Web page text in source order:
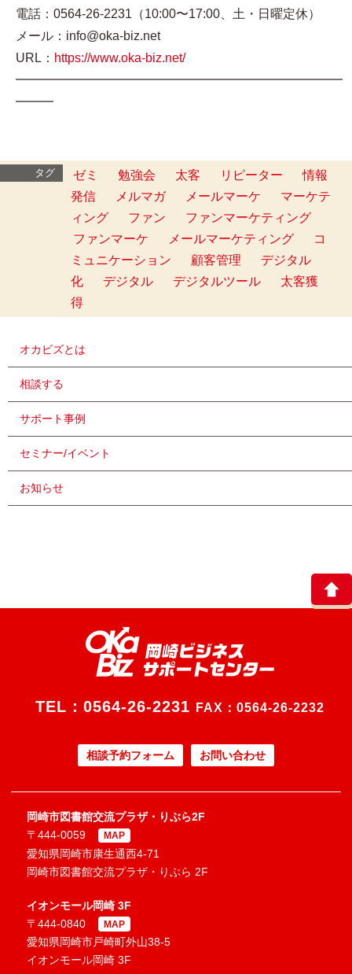
電話：0564-26-2231（10:00〜17:00、土・日曜定休）
メール：info@oka-biz.net
URL： https://www.oka-biz.net/
━━━━━━━━━━━━━━━━━━━━━━━━━━
━━━
タグ ゼミ 勉強会 太客 リピーター
情報
発信
メルマガ メールマーケ
マーケテ
ィング
ファン
ファンマーケティング
ファンマーケ
メールマーケティング
コ
ミュニケーション
顧客管理
デジタル
化
デジタル デジタルツール
太客獲
得
オカビズとは
相談する
サポート事例
セミナー/イベント
お知らせ
TEL： 0564-26-2231 FAX：0564-26-2232
相談予約フォーム お問い合わせ
岡崎市図書館交流プラザ・りぶら2F
〒444-0059
MAP
愛知県岡崎市康生通西4-71
岡崎市図書館交流プラザ・りぶら 2F
イオンモール岡崎 3F
〒444-0840
MAP
愛知県岡崎市戸崎町外山38-5
イオンモール岡崎 3F